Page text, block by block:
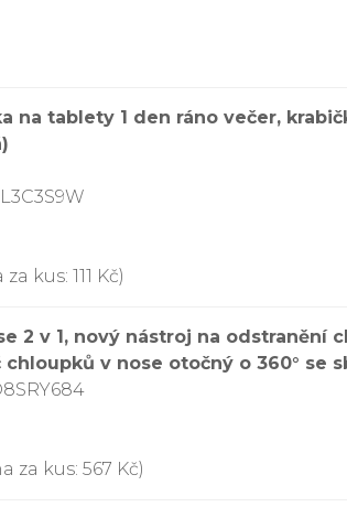
na tablety 1 den ráno večer,
kus: 111 Kč)
2 v 1, nový nástroj na odstranění
v nose otočný o 360° se
za kus: 567 Kč)